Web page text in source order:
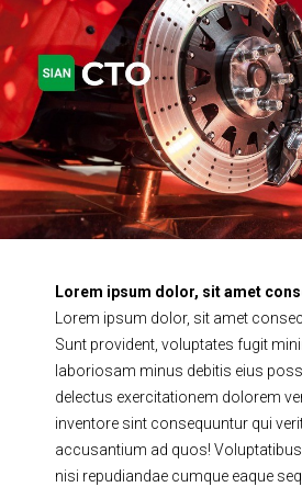
ГРМ
Запчастини
Гальмівна система
Lorem ipsum dolor, sit amet
Lorem ipsum dolor, sit amet
Sunt provident, voluptates fugit
laboriosam minus debitis eius
delectus exercitationem dolorem
inventore sint consequuntur qui
accusantium ad quos!
nisi repudiandae cumque eaque